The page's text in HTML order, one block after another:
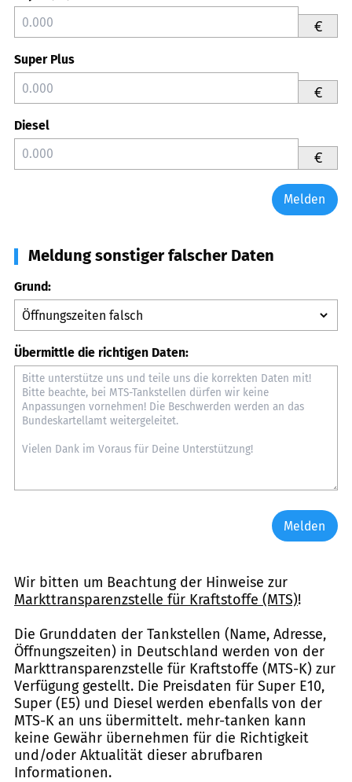
€
Super Plus
€
Diesel
€
Melden
Meldung sonstiger falscher Daten
Grund:
Übermittle die richtigen Daten:
Melden
Wir bitten um Beachtung der Hinweise zur
Markttransparenzstelle für Kraftstoffe (MTS)!
Die Grunddaten der Tankstellen (Name, Adresse,
Öffnungszeiten) in Deutschland werden von der
Markttransparenzstelle für Kraftstoffe (MTS-K) zur
Verfügung gestellt. Die Preisdaten für Super E10,
Super (E5) und Diesel werden ebenfalls von der
MTS-K an uns übermittelt. mehr-tanken kann
keine Gewähr übernehmen für die Richtigkeit
und/oder Aktualität dieser abrufbaren
Informationen.